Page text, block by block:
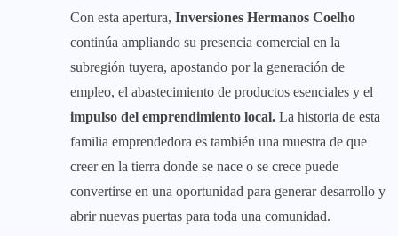
Con esta apertura, Inversiones Hermanos Coelho
continúa ampliando su presencia comercial en la
subregión tuyera, apostando por la generación de
empleo, el abastecimiento de productos esenciales y el
impulso del emprendimiento local. La historia de esta
familia emprendedora es también una muestra de que
creer en la tierra donde se nace o se crece puede
convertirse en una oportunidad para generar desarrollo y
abrir nuevas puertas para toda una comunidad.